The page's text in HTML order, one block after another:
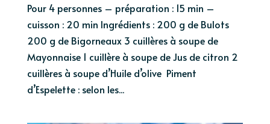
Pour 4 personnes – préparation : 15 min –
cuisson : 20 min Ingrédients : 200 g de Bulots
200 g de Bigorneaux 3 cuillères à soupe de
Mayonnaise 1 cuillère à soupe de Jus de citron 2
cuillères à soupe d’Huile d’olive Piment
d’Espelette : selon les...